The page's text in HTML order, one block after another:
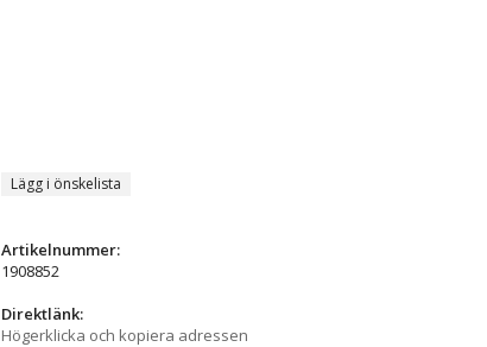
Lägg i önskelista
Artikelnummer:
1908852
Direktlänk:
Högerklicka och kopiera adressen